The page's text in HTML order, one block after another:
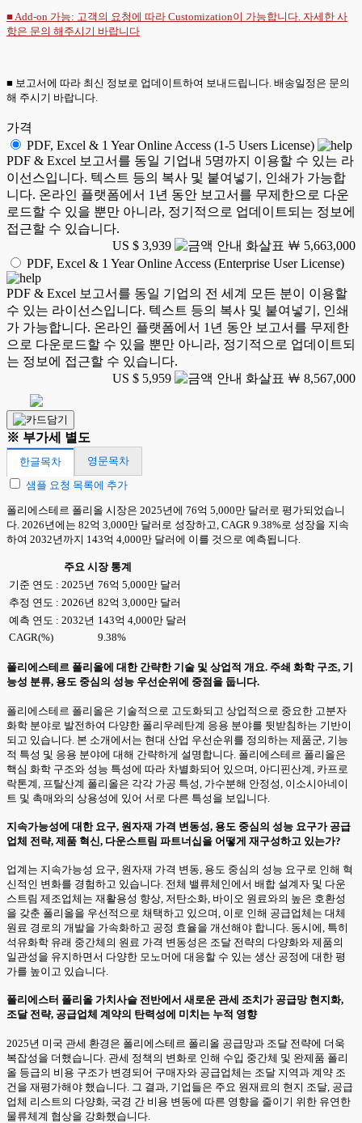
■ Add-on 가능: 고객의 요청에 따라 Customization이 가능합니다. 자세한 사
항은 문의 해주시기 바랍니다
■ 보고서에 따라 최신 정보로 업데이트하여 보내드립니다. 배송일정은 문의
해 주시기 바랍니다.
가격
PDF, Excel & 1 Year Online Access (1-5 Users License)
PDF & Excel 보고서를 동일 기업내 5명까지 이용할 수 있는 라
이선스입니다. 텍스트 등의 복사 및 붙여넣기, 인쇄가 가능합
니다. 온라인 플랫폼에서 1년 동안 보고서를 무제한으로 다운
로드할 수 있을 뿐만 아니라, 정기적으로 업데이트되는 정보에
접근할 수 있습니다.
US $ 3,939
￦ 5,663,000
PDF, Excel & 1 Year Online Access (Enterprise User License)
PDF & Excel 보고서를 동일 기업의 전 세계 모든 분이 이용할
수 있는 라이선스입니다. 텍스트 등의 복사 및 붙여넣기, 인쇄
가 가능합니다. 온라인 플랫폼에서 1년 동안 보고서를 무제한
으로 다운로드할 수 있을 뿐만 아니라, 정기적으로 업데이트되
는 정보에 접근할 수 있습니다.
US $ 5,959
￦ 8,567,000
※ 부가세 별도
한글목차
영문목차
샘플 요청 목록에 추가
폴리에스테르 폴리올 시장은 2025년에 76억 5,000만 달러로 평가되었습니
다. 2026년에는 82억 3,000만 달러로 성장하고, CAGR 9.38%로 성장을 지속
하여 2032년까지 143억 4,000만 달러에 이를 것으로 예측됩니다.
주요 시장 통계
기준 연도 : 2025년 76억 5,000만 달러
추정 연도 : 2026년 82억 3,000만 달러
예측 연도 : 2032년 143억 4,000만 달러
CAGR(%)
9.38%
폴리에스테르 폴리올에 대한 간략한 기술 및 상업적 개요. 주쇄 화학 구조, 기
능성 분류, 용도 중심의 성능 우선순위에 중점을 둡니다.
폴리에스테르 폴리올은 기술적으로 고도화되고 상업적으로 중요한 고분자
화학 분야로 발전하여 다양한 폴리우레탄계 응용 분야를 뒷받침하는 기반이
되고 있습니다. 본 소개에서는 현대 산업 우선순위를 정의하는 제품군, 기능
적 특성 및 응용 분야에 대해 간략하게 설명합니다. 폴리에스테르 폴리올은
핵심 화학 구조와 성능 특성에 따라 차별화되어 있으며, 아디핀산계, 카프로
락톤계, 프탈산계 폴리올은 각각 가공 특성, 가수분해 안정성, 이소시아네이
트 및 촉매와의 상용성에 있어 서로 다른 특성을 보입니다.
지속가능성에 대한 요구, 원자재 가격 변동성, 용도 중심의 성능 요구가 공급
업체 전략, 제품 혁신, 다운스트림 파트너십을 어떻게 재구성하고 있는가?
업계는 지속가능성 요구, 원자재 가격 변동, 용도 중심의 성능 요구로 인해 혁
신적인 변화를 경험하고 있습니다. 전체 밸류체인에서 배합 설계자 및 다운
스트림 제조업체는 재활용성 향상, 저탄소화, 바이오 원료와의 높은 호환성
을 갖춘 폴리올을 우선적으로 채택하고 있으며, 이로 인해 공급업체는 대체
원료 경로의 개발을 가속화하고 공정 효율을 개선해야 합니다. 동시에, 특히
석유화학 유래 중간체의 원료 가격 변동성은 조달 전략의 다양화와 제품의
일관성을 유지하면서 다양한 모노머에 대응할 수 있는 생산 공정에 대한 평
가를 높이고 있습니다.
폴리에스터 폴리올 가치사슬 전반에서 새로운 관세 조치가 공급망 현지화,
조달 전략, 공급업체 계약의 탄력성에 미치는 누적 영향
2025년 미국 관세 환경은 폴리에스테르 폴리올 공급망과 조달 전략에 더욱
복잡성을 더했습니다. 관세 정책의 변화로 인해 수입 중간체 및 완제품 폴리
올 등급의 비용 구조가 변경되어 구매자와 공급업체는 조달 지역과 계약 조
건을 재평가해야 했습니다. 그 결과, 기업들은 주요 원재료의 현지 조달, 공급
업체 리스트의 다양화, 국경 간 비용 변동에 따른 영향을 줄이기 위한 유연한
물류체계 협상을 강화했습니다.